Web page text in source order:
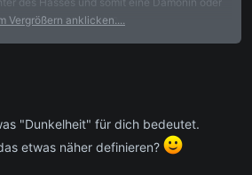
Stempel aufgedrückt?
schon von der Dunkelheit fasziniert war.
ist Lilith gefährlich und das Böse oder
Vergrößern anklicken....
"Dunkelheit" für dich bedeutet.
etwas näher definieren?